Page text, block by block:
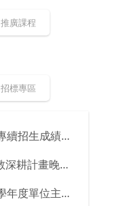
推廣課程
招標專區
115學年度五專續招生成績、榜單公告暨錄取新生報到注意事項
115-1學期高教深耕計畫晚自習同學參加意願調查
公告本校115學年度單位主管及行政支援名單